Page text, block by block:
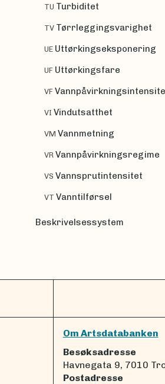
TU Turbiditet
TV Tørrleggingsvarighet
UE Uttørkingseksponering
UF Uttørkingsfare
VF
VI Vindutsatthet
VM Vannmetning
VR Vannpåvirkningsregime
VS Vannsprutintensitet
VT Vanntilførsel
Beskrivelsessystem
Om Artsdatabanken
Besøksadresse
Havnegata 9, 7010
Postadresse